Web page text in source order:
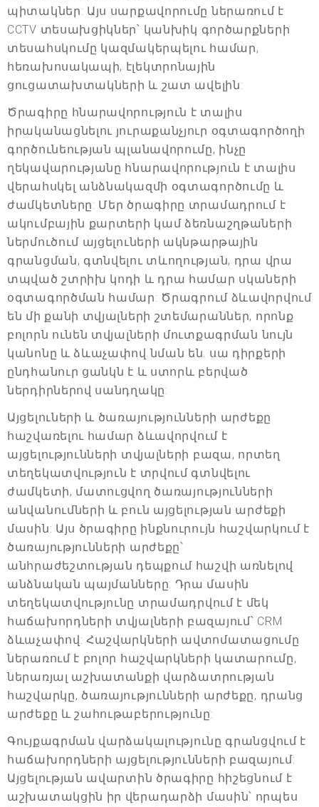
պիտակներ: Այս սարքավորումը ներառում է
CCTV տեսախցիկներ՝ կանխիկ գործարքների
տեսահսկումը կազմակերպելու համար,
հեռախոսակապի, էլեկտրոնային
ցուցատախտակների և շատ ավելին:
Ծրագիրը հնարավորություն է տալիս
իրականացնելու յուրաքանչյուր օգտագործողի
գործունեության պլանավորումը, ինչը
ղեկավարությանը հնարավորություն է տալիս
վերահսկել անձնակազմի օգտագործումը և
ժամկետները: Մեր ծրագիրը տրամադրում է
ակումբային քարտերի կամ ձեռնաշղթաների
ներմուծում այցելուների ակնթարթային
գրանցման, գտնվելու տևողության, դրա վրա
տպված շտրիխ կոդի և դրա համար սկաների
օգտագործման համար: Ծրագրում ձևավորվում
են մի քանի տվյալների շտեմարաններ, որոնք
բոլորն ունեն տվյալների մուտքագրման նույն
կանոնը և ձևաչափով նման են. սա դիրքերի
ընդհանուր ցանկն է և ստորև բերված
ներդիրներով սանդղակը:
Այցելուների և ծառայությունների արժեքը
հաշվառելու համար ձևավորվում է
այցելությունների տվյալների բազա, որտեղ
տեղեկատվություն է տրվում գտնվելու
ժամկետի, մատուցվող ծառայությունների
անվանումների և բուն այցելության արժեքի
մասին: Այս ծրագիրը ինքնուրույն հաշվարկում է
ծառայությունների արժեքը՝
անհրաժեշտության դեպքում հաշվի առնելով
անձնական պայմանները: Դրա մասին
տեղեկատվությունը տրամադրվում է մեկ
հաճախորդների տվյալների բազայում՝ CRM
ձևաչափով: Հաշվարկների ավտոմատացումը
ներառում է բոլոր հաշվարկների կատարումը,
ներառյալ աշխատանքի վարձատրության
հաշվարկը, ծառայությունների արժեքը, դրանց
արժեքը և շահութաբերությունը:
Գույքագրման վարձակալությունը գրանցվում է
հաճախորդների այցելությունների բազայում:
Այցելության ավարտին ծրագիրը հիշեցնում է
աշխատակցին իր վերադարձի մասին՝ որպես